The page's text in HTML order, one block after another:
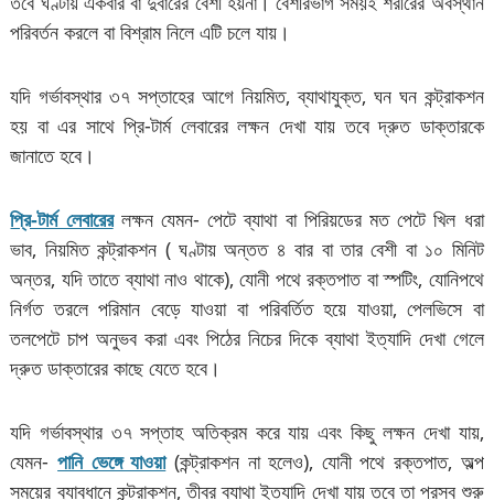
পরিবর্তন করলে বা বিশ্রাম নিলে এটি চলে যায়।
যদি গর্ভাবস্থার ৩৭ সপ্তাহের আগে নিয়মিত, ব্যাথাযুক্ত, ঘন ঘন কন্ট্রাকশন
হয় বা এর সাথে প্রি-টার্ম লেবারের লক্ষন দেখা যায় তবে দ্রুত ডাক্তারকে
জানাতে হবে।
প্রি-টার্ম লেবারেরলক্ষন যেমন- পেটে ব্যাথা বা পিরিয়ডের মত পেটে খিল ধরা
ভাব, নিয়মিত কন্ট্রাকশন ( ঘণ্টায় অন্তত ৪ বার বা তার বেশী বা ১০ মিনিট
অন্তর, যদি তাতে ব্যাথা নাও থাকে), যোনী পথে রক্তপাত বা স্পটিং, যোনিপথে
নির্গত তরলে পরিমান বেড়ে যাওয়া বা পরিবর্তিত হয়ে যাওয়া, পেলভিসে বা
তলপেটে চাপ অনুভব করা এবং পিঠের নিচের দিকে ব্যাথা ইত্যাদি দেখা গেলে
দ্রুত ডাক্তারের কাছে যেতে হবে।
যদি গর্ভাবস্থার ৩৭ সপ্তাহ অতিক্রম করে যায় এবং কিছু লক্ষন দেখা যায়,
যেমন-পানি ভেঙ্গে যাওয়া(কন্ট্রাকশন না হলেও), যোনী পথে রক্তপাত, অল্প
সময়ের ব্যাবধানে কন্ট্রাকশন, তীব্র ব্যাথা ইত্যাদি দেখা যায় তবে তা প্রসব শুরু